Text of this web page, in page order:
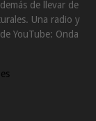
de llevar de
Una radio y
YouTube: Onda